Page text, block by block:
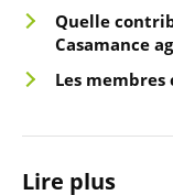
Quelle
Casamance
Les membres
Lire plus